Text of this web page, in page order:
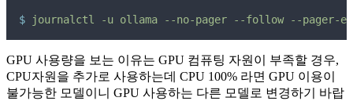
$ journalctl -u ollama --no-pager --follow --pager-
GPU 사용량을 보는 이유는 GPU 컴퓨팅 자원이 부족할 경우,
CPU자원을 추가로 사용하는데 CPU 100% 라면 GPU 이용이
불가능한 모델이니 GPU 사용하는 다른 모델로 변경하기 바랍